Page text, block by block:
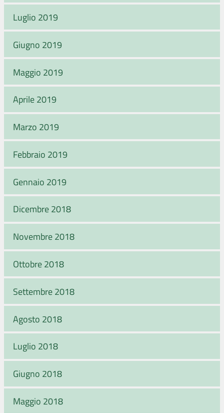
Luglio 2019
Giugno 2019
Maggio 2019
Aprile 2019
Marzo 2019
Febbraio 2019
Gennaio 2019
Dicembre 2018
Novembre 2018
Ottobre 2018
Settembre 2018
Agosto 2018
Luglio 2018
Giugno 2018
Maggio 2018